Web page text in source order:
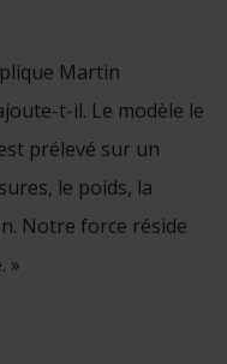
Martin
t-il. Le modèle le
prélevé sur un
le poids, la
Notre force réside
»